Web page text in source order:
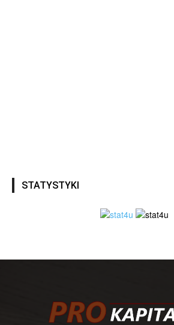
STATYSTYKI